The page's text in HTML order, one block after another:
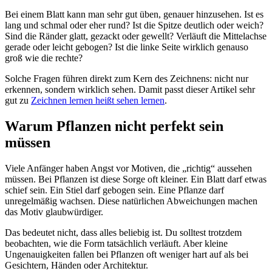
Bei einem Blatt kann man sehr gut üben, genauer hinzusehen. Ist es
lang und schmal oder eher rund? Ist die Spitze deutlich oder weich?
Sind die Ränder glatt, gezackt oder gewellt? Verläuft die Mittelachse
gerade oder leicht gebogen? Ist die linke Seite wirklich genauso
groß wie die rechte?
Solche Fragen führen direkt zum Kern des Zeichnens: nicht nur
erkennen, sondern wirklich sehen. Damit passt dieser Artikel sehr
gut zu Zeichnen lernen heißt sehen lernen.
Warum Pflanzen nicht perfekt sein
müssen
Viele Anfänger haben Angst vor Motiven, die „richtig“ aussehen
müssen. Bei Pflanzen ist diese Sorge oft kleiner. Ein Blatt darf etwas
schief sein. Ein Stiel darf gebogen sein. Eine Pflanze darf
unregelmäßig wachsen. Diese natürlichen Abweichungen machen
das Motiv glaubwürdiger.
Das bedeutet nicht, dass alles beliebig ist. Du solltest trotzdem
beobachten, wie die Form tatsächlich verläuft. Aber kleine
Ungenauigkeiten fallen bei Pflanzen oft weniger hart auf als bei
Gesichtern, Händen oder Architektur.